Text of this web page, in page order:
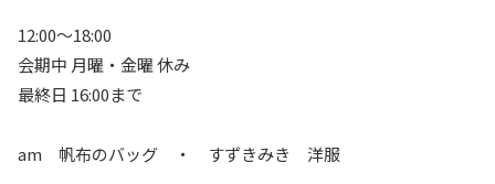
12:00～18:00
会期中 月曜・金曜 休み
最終日 16:00まで
am 帆布のバッグ ・ すずきみき 洋服